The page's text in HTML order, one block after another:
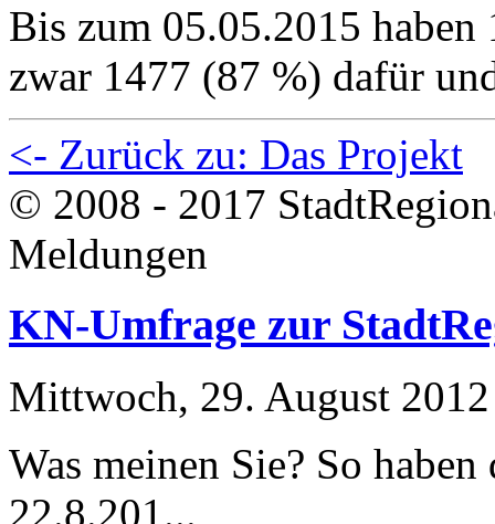
Bis zum 05.05.2015 haben
zwar 1477 (87 %) dafür
<- Zurück zu: Das Projekt
© 2008 - 2017
Meldungen
KN-Umfrage zur
Mittwoch, 29. August 2012
Was meinen Sie? So
22.8.201...